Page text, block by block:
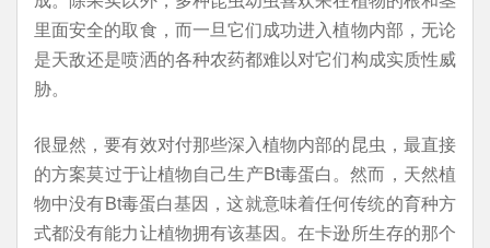
里面安全的取食，而一旦它们成功进入植物内部，无论
是天敌还是喷洒的各种农药都难以对它们构成实质性威
胁。
很显然，要有效对付那些深入植物内部的昆虫，最直接
的方案莫过于让植物自己生产Bt毒蛋白。然而，天然植
物中没有Bt毒蛋白基因，这就意味着任何传统的育种方
式都没有能力让植物拥有该基因。在卡逊所生存的那个